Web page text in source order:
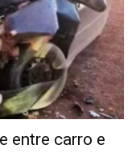
entre carro e